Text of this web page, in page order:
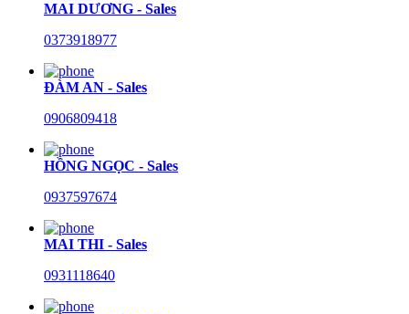
MAI DƯƠNG - Sales
0373918977
ĐÀM AN - Sales
0906809418
HỒNG NGỌC - Sales
0937597674
MAI THI - Sales
0931118640